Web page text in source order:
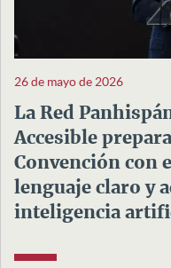
26 de mayo de 2026
La Red
Accesible
Convención con
lenguaje claro y
inteligencia